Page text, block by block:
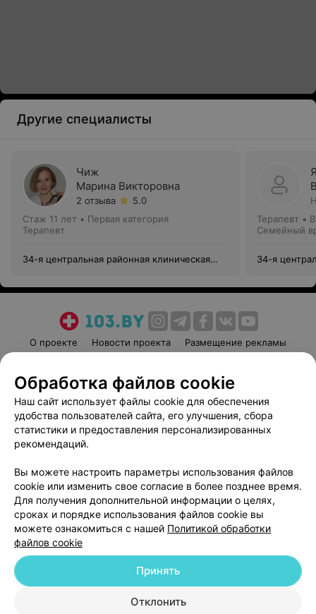
Другие специалисты
Чиж
Марина Викторовна
2 отзыва
5.0
Стаж 11 лет • Первая категория
Терапевт
34-я центральная районная клиническая
Терапевт •
Семейный
34-я
О проекте Новости проекта
Размещение рекламы
Пользовательское соглашение
Способы оплаты
Вакансии
Партнеры
Написать руководителю 103.by
Обработка персональных данных
© 2026 ООО «Артокс Лаб», УНП 191700409
| 220012, Республика Беларусь,
Обработка файлов cookie
Наш сайт использует файлы cookie для обеспечения
удобства пользователей сайта, его улучшения, сбора
статистики и предоставления персонализированных
рекомендаций.
Вы можете настроить параметры использования файлов
cookie или изменить свое согласие в более позднее время.
Для получения дополнительной информации о целях,
сроках и порядке использования файлов cookie вы
можете ознакомиться с нашей Политикой обработки
файлов cookie
Отклонить
Принять